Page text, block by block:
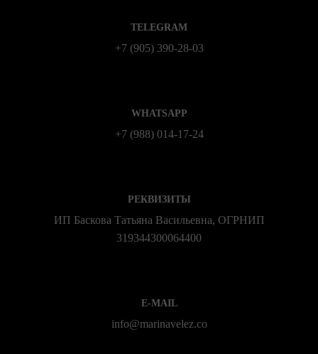
TELEGRAM
+7 (905) 390-28-03
WHATSAPP
+7 (988) 014‑17‑24
РЕКВИЗИТЫ
ИП Баскова Татьяна Васильевна, ОГРНИП
319344300064400
E-MAIL
info@marinavelez.co